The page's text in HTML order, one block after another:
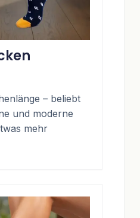
– beliebt
und moderne
mehr